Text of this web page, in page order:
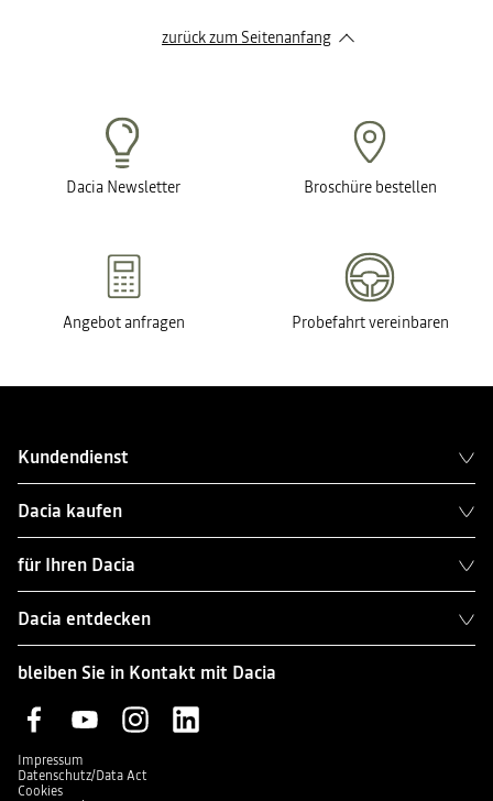
zurück zum Seitenanfang
Dacia Newsletter Broschüre bestellen
Angebot anfragen Probefahrt vereinbaren
Kundendienst
Dacia kaufen
für Ihren Dacia
Dacia entdecken
bleiben Sie in Kontakt mit Dacia
Impressum
Datenschutz/Data Act
Cookies